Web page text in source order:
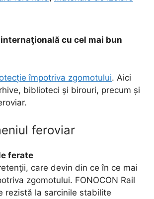
cu cel mai bun
împotriva zgomotului. Aici
biblioteci și birouri, precum și
feroviar
ferate
care devin din ce în ce mai
zgomotului. FONOCON Rail
rezistă la sarcinile stabilite